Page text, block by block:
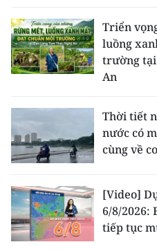
Triển
luồng
trường tại
An
Thời tiết
nước có
cùng về
[Video]
6/8/2026:
tiếp tục